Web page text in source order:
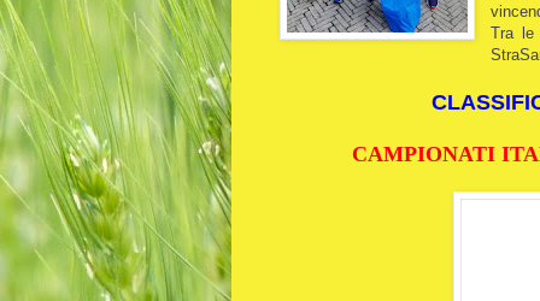
Tra le
CAMPIONATI